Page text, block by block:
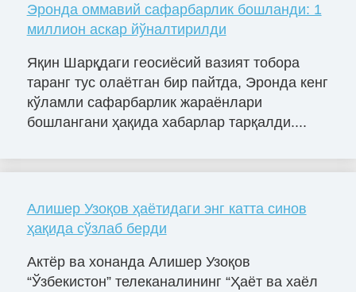
Эронда оммавий сафарбарлик бошланди: 1
миллион аскар йўналтирилди
Яқин Шарқдаги геосиёсий вазият тобора
таранг тус олаётган бир пайтда, Эронда кенг
кўламли сафарбарлик жараёнлари
бошлангани ҳақида хабарлар тарқалди....
Алишер Узоқов ҳаётидаги энг катта синов
ҳақида сўзлаб берди
Актёр ва хонанда Алишер Узоқов
“Ўзбекистон” телеканалининг “Ҳаёт ва хаёл